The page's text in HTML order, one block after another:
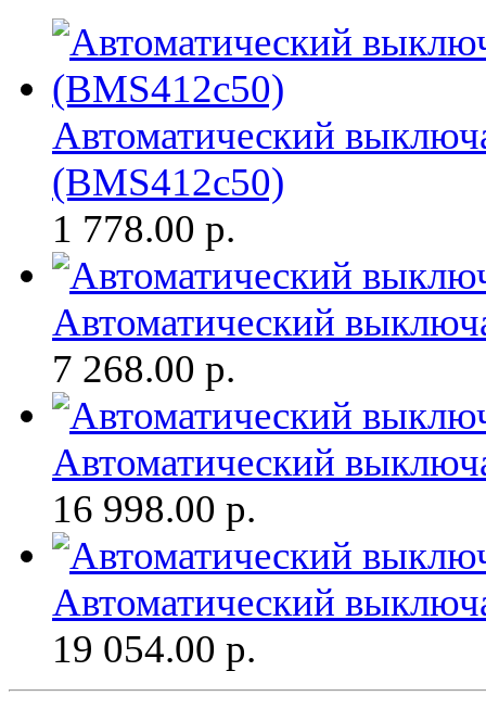
Автоматический
(BMS412c50)
1 778.00 р.
Автоматический
7 268.00 р.
Автоматический
16 998.00 р.
Автоматический
19 054.00 р.